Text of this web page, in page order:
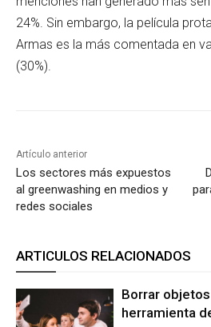
24%. Sin embargo, la película
Armas es la más comentada en
(30%).
Artículo anterior
Los sectores más expuestos
al greenwashing en medios y
redes sociales
ARTICULOS RELACIONADOS
Borrar
herramienta